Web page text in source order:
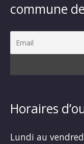
commune
Horaires
Lundi au